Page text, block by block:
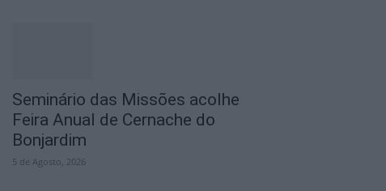
Seminário das Missões acolhe
Feira Anual de Cernache do
Bonjardim
5 de Agosto, 2026